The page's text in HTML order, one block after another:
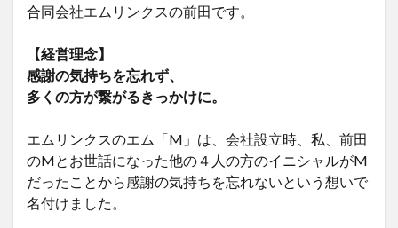
合同会社エムリンクスの前田です。
【経営理念】
感謝の気持ちを忘れず、
多くの方が繋がるきっかけに。
エムリンクスのエム「M」は、会社設立時、私、前田
のMとお世話になった他の４人の方のイニシャルがM
だったことから感謝の気持ちを忘れないという想いで
名付けました。